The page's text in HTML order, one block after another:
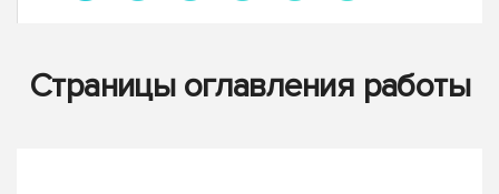
Страницы оглавления работы